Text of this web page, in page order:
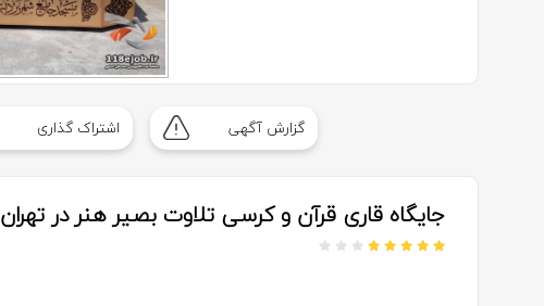
گزارش آگهی اشتراک گذاری
جایگاه قاری قرآن و کرسی تلاوت بصیر هنر در تهران